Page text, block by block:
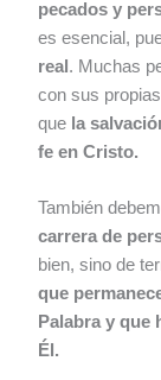
pecados y
es esencial,
real . Muchas
con sus
que la
fe en Cristo.
También
carrera de
bien, sino de
que
Palabra y que
Él.